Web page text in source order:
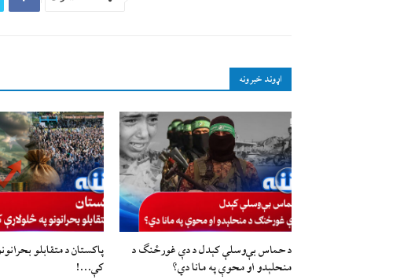
اړوند خبرونه
د حماس بې‌وسلې کېدل د دې غورځنګ د
منحلېدو او محوې په مانا دي؟
پاکستان د متقابلو
کې…!